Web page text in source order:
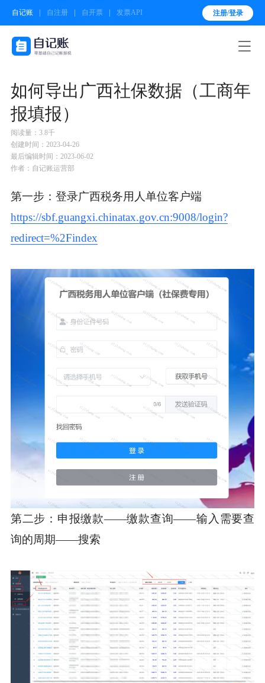
自记账 自注册 自开票 发票API 注册/登录

如何导出广西社保数据（工商年
报填报）
阅读量：3.8千
创建时间：2023-04-26
最后编辑时间：2023-06-02
作者：自记账运营部
第一步：登录广西税务用人单位客户端
https://sbf.guangxi.chinatax.gov.cn:9008/login?
redirect=%2Findex
第二步：申报缴款——缴款查询——输入需要查
询的周期——搜索